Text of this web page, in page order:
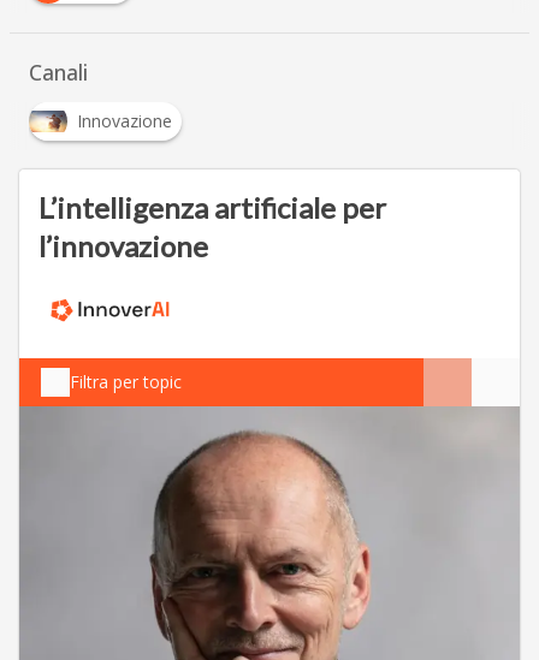
Canali
Innovazione
L’intelligenza artificiale per
l’innovazione
Filtra per topic